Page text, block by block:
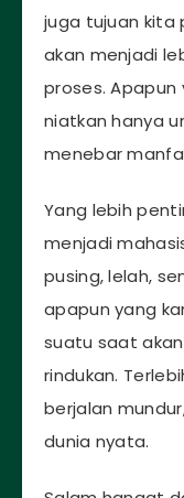
juga tujuan kita
akan menjadi
proses. Apapun
niatkan hanya
menebar
Yang lebih
menjadi
pusing, lelah,
apapun yang
suatu saat
rindukan.
berjalan
dunia nyata.